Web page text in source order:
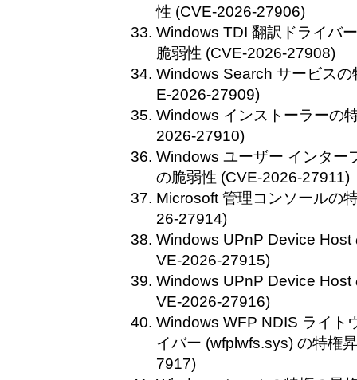
性 (CVE-2026-27906)
Windows TDI 翻訳ドライバ
脆弱性 (CVE-2026-27908)
Windows Search サービス
E-2026-27909)
Windows インストーラーの
2026-27910)
Windows ユーザー インター
の脆弱性 (CVE-2026-27911)
Microsoft 管理コンソールの
26-27914)
Windows UPnP Device Host
VE-2026-27915)
Windows UPnP Device Host
VE-2026-27916)
Windows WFP NDIS ライト
イバー (wfplwfs.sys) の特権
7917)